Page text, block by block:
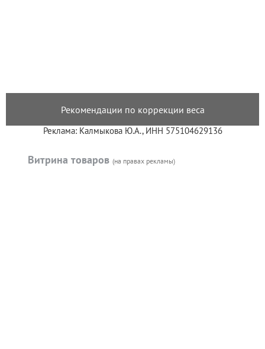
Рекомендации по коррекции веса
Реклама: Калмыкова Ю.А., ИНН 575104629136
Витрина товаров (на правах рекламы)